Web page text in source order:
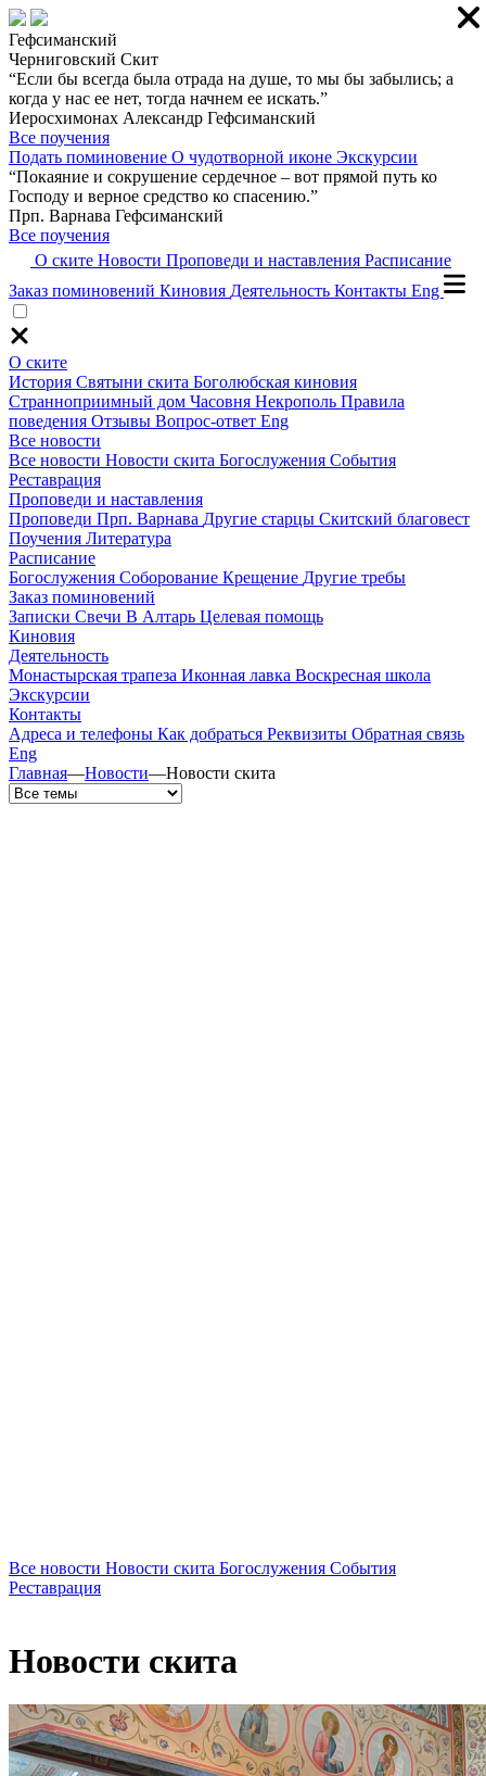
Гефсиманский
Черниговский Скит
“Если бы всегда была отрада на душе, то мы бы забылись; а
когда у нас ее нет, тогда начнем ее искать.”
Иеросхимонах Александр Гефсиманский
Все поучения
Подать поминовение О чудотворной иконе Экскурсии
“Покаяние и сокрушение сердечное – вот прямой путь ко
Господу и верное средство ко спасению.”
Прп. Варнава Гефсиманский
Все поучения
О ските Новости Проповеди и наставления Расписание
Заказ поминовений Киновия Деятельность Контакты Eng
О ските
История Святыни скита Боголюбская киновия
Странноприимный дом Часовня Некрополь Правила
поведения Отзывы Вопрос-ответ Eng
Все новости
Все новости Новости скита Богослужения События
Реставрация
Проповеди и наставления
Проповеди Прп. Варнава Другие старцы Скитский благовест
Поучения Литература
Расписание
Богослужения Соборование Крещение Другие требы
Заказ поминовений
Записки Свечи В Алтарь Целевая помощь
Киновия
Деятельность
Монастырская трапеза Иконная лавка Воскресная школа
Экскурсии
Контакты
Адреса и телефоны Как добраться Реквизиты Обратная связь
Eng
Главная—Новости—Новости скита
Все новости Новости скита Богослужения События
Реставрация
Новости скита